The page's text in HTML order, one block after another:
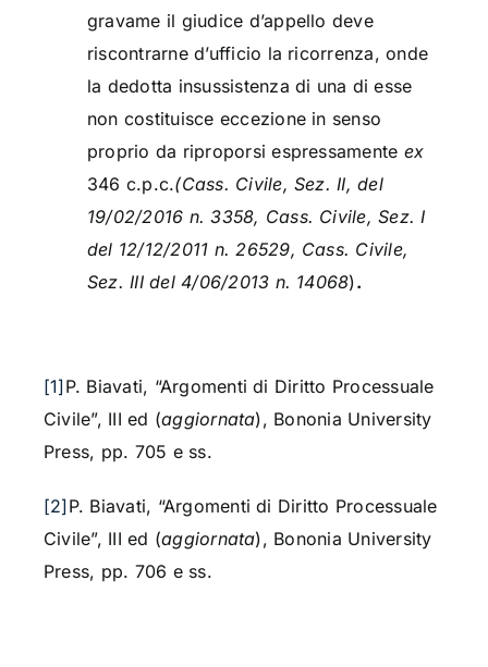
gravame il giudice d’appello deve
riscontrarne d’ufficio la ricorrenza, onde
la dedotta insussistenza di una di esse
non costituisce eccezione in senso
proprio da riproporsi espressamente ex
346 c.p.c.(Cass. Civile, Sez. II, del
19/02/2016 n. 3358, Cass. Civile, Sez. I
del 12/12/2011 n. 26529, Cass. Civile,
Sez. III del 4/06/2013 n. 14068).
[1] P. Biavati, “Argomenti di Diritto Processuale
Civile”, III ed (aggiornata), Bononia University
Press, pp. 705 e ss.
[2] P. Biavati, “Argomenti di Diritto Processuale
Civile”, III ed (aggiornata), Bononia University
Press, pp. 706 e ss.